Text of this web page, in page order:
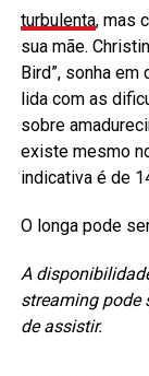
turbulenta, mas
sua mãe.
Bird”, sonha em
lida com as
sobre
existe mesmo
indicativa é de
O longa pode
A
streaming pode
de assistir.